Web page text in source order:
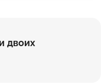
двоих